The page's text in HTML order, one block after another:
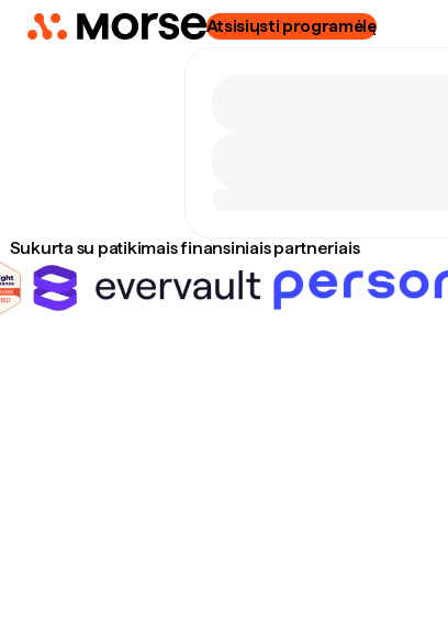
Atsisiųsti programėlę
Sukurta su patikimais finansiniais partneriais